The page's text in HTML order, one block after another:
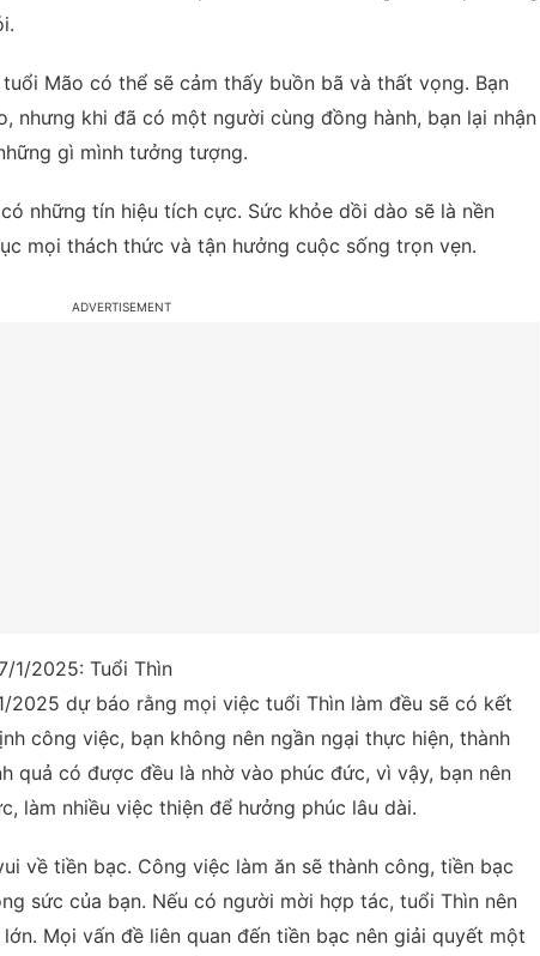
Mão có thể sẽ cảm thấy buồn bã và thất vọng. Bạn
nhưng khi đã có một người cùng đồng hành, bạn lại nhận
gì mình tưởng tượng.
những tín hiệu tích cực. Sức khỏe dồi dào sẽ là nền
mọi thách thức và tận hưởng cuộc sống trọn vẹn.
1/2025: Tuổi Thìn
2025 dự báo rằng mọi việc tuổi Thìn làm đều sẽ có kết
công việc, bạn không nên ngần ngại thực hiện, thành
quả có được đều là nhờ vào phúc đức, vì vậy, bạn nên
làm nhiều việc thiện để hưởng phúc lâu dài.
về tiền bạc. Công việc làm ăn sẽ thành công, tiền bạc
sức của bạn. Nếu có người mời hợp tác, tuổi Thìn nên
Mọi vấn đề liên quan đến tiền bạc nên giải quyết một